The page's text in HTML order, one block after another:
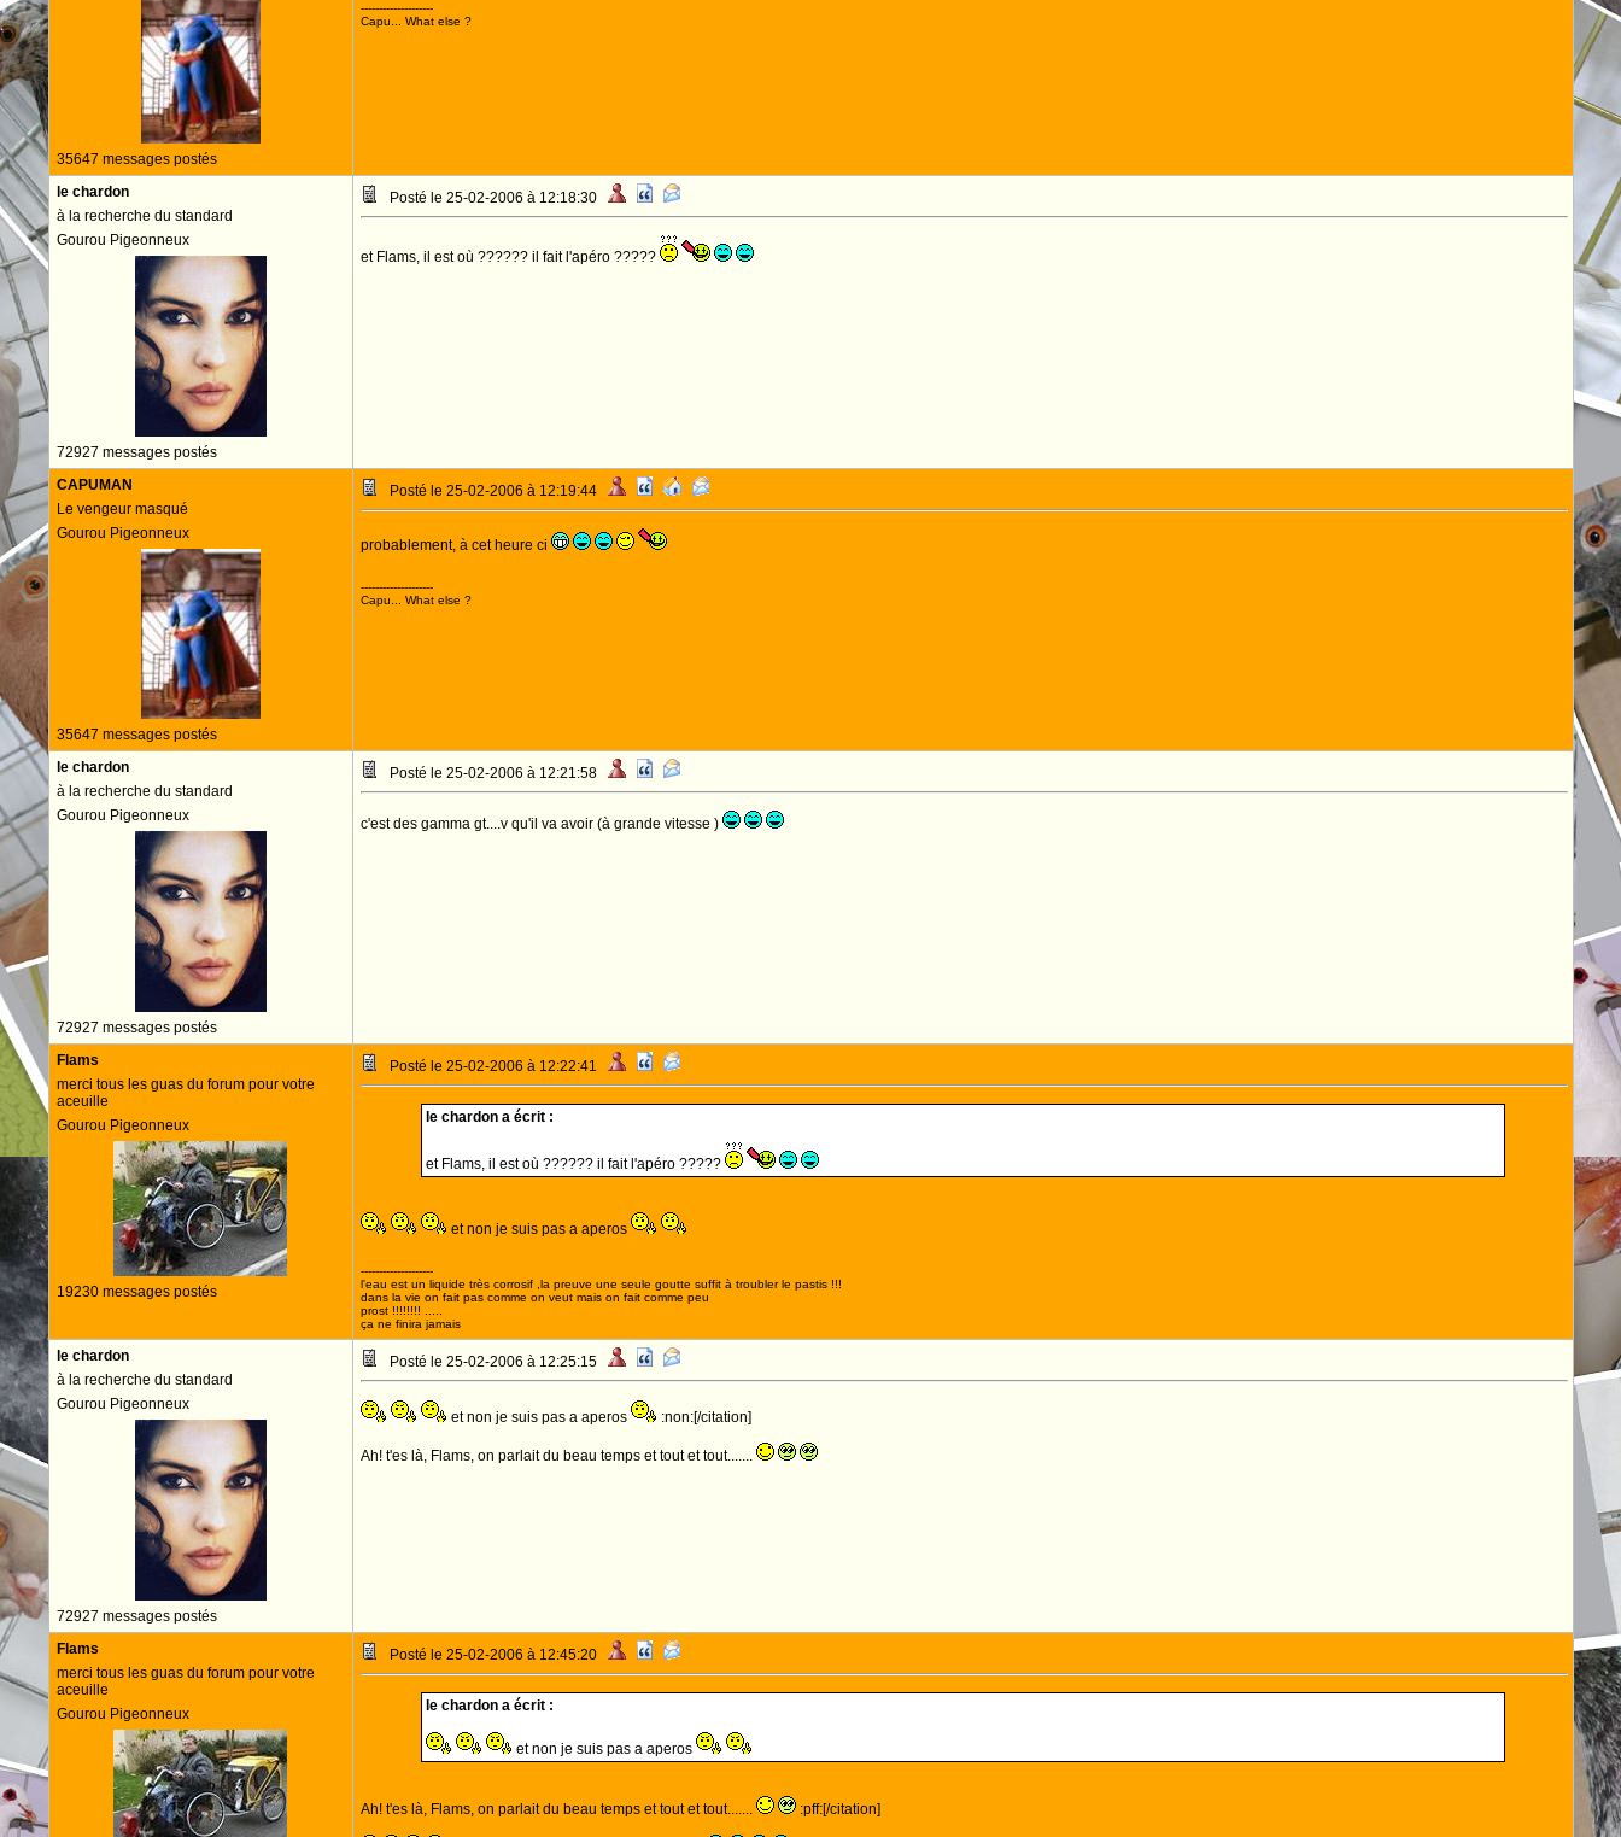
35647 messages postés
--------------------
Capu... What else ?
le chardon
à la recherche du standard
Gourou Pigeonneux
72927 messages postés
Posté le 25-02-2006 à 12:18:30
et Flams, il est où ?????? il fait l'apéro ?????
CAPUMAN
Le vengeur masqué
Gourou Pigeonneux
35647 messages postés
Posté le 25-02-2006 à 12:19:44
probablement, à cet heure ci
--------------------
Capu... What else ?
le chardon
à la recherche du standard
Gourou Pigeonneux
72927 messages postés
Posté le 25-02-2006 à 12:21:58
c'est des gamma gt....v qu'il va avoir (à grande vitesse )
Flams
merci tous les guas du forum pour votre
aceuille
Gourou Pigeonneux
19230 messages postés
Posté le 25-02-2006 à 12:22:41
le chardon a écrit :
et Flams, il est où ?????? il fait l'apéro ?????
et non je suis pas a aperos
--------------------
l'eau est un liquide très corrosif ,la preuve une seule goutte suffit à troubler le pastis !!!
dans la vie on fait pas comme on veut mais on fait comme peu
prost !!!!!!!! .....
ça ne finira jamais
le chardon
à la recherche du standard
Gourou Pigeonneux
72927 messages postés
Posté le 25-02-2006 à 12:25:15
et non je suis pas a aperos :non:[/citation]
Ah! t'es là, Flams, on parlait du beau temps et tout et tout.......
Flams
merci tous les guas du forum pour votre
aceuille
Gourou Pigeonneux
Posté le 25-02-2006 à 12:45:20
le chardon a écrit :
et non je suis pas a aperos
Ah! t'es là, Flams, on parlait du beau temps et tout et tout....... :pff:[/citation]